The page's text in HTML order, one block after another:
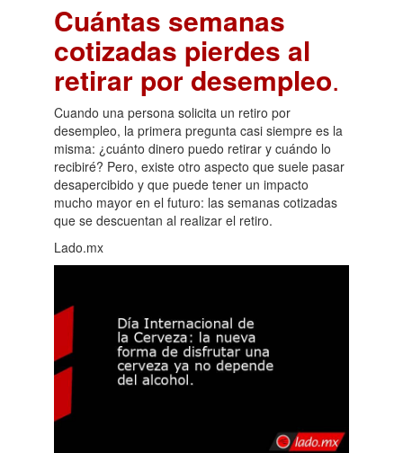
Cuántas semanas
cotizadas pierdes al
retirar por desempleo.
Cuando una persona solicita un retiro por
desempleo, la primera pregunta casi siempre es la
misma: ¿cuánto dinero puedo retirar y cuándo lo
recibiré? Pero, existe otro aspecto que suele pasar
desapercibido y que puede tener un impacto
mucho mayor en el futuro: las semanas cotizadas
que se descuentan al realizar el retiro.
Lado.mx